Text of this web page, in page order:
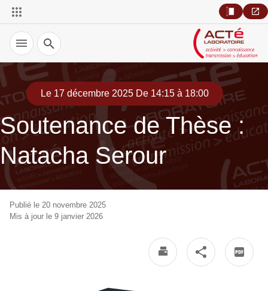
Recherche
Le 17 décembre 2025 De 14:15 à 18:00
Soutenance de Thèse :
Natacha Serour
Publié le 20 novembre 2025
Mis à jour le 9 janvier 2026